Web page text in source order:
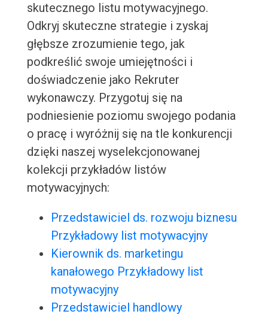
skutecznego listu motywacyjnego.
Odkryj skuteczne strategie i zyskaj
głębsze zrozumienie tego, jak
podkreślić swoje umiejętności i
doświadczenie jako Rekruter
wykonawczy. Przygotuj się na
podniesienie poziomu swojego podania
o pracę i wyróżnij się na tle konkurencji
dzięki naszej wyselekcjonowanej
kolekcji przykładów listów
motywacyjnych:
Przedstawiciel ds. rozwoju biznesu
Przykładowy list motywacyjny
Kierownik ds. marketingu
kanałowego Przykładowy list
motywacyjny
Przedstawiciel handlowy